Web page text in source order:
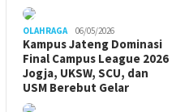
OLAHRAGA 06/05/2026
Kampus Jateng Dominasi
Final Campus League 2026
Jogja, UKSW, SCU, dan
USM Berebut Gelar